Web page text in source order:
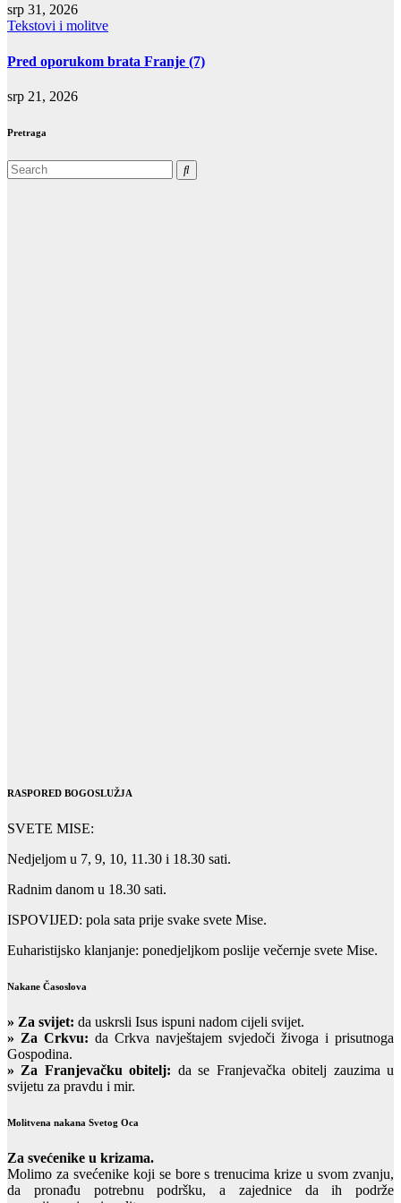
srp 31, 2026
Tekstovi i molitve
Pred oporukom brata Franje (7)
srp 21, 2026
Pretraga
RASPORED BOGOSLUŽJA
SVETE MISE:
Nedjeljom u 7, 9, 10, 11.30 i 18.30 sati.
Radnim danom u 18.30 sati.
ISPOVIJED: pola sata prije svake svete Mise.
Euharistijsko klanjanje: ponedjeljkom poslije večernje svete Mise.
Nakane Časoslova
» Za svijet: da uskrsli Isus ispuni nadom cijeli svijet.
» Za Crkvu: da Crkva navještajem svjedoči živoga i prisutnoga
Gospodina.
» Za Franjevačku obitelj: da se Franjevačka obitelj zauzima u
svijetu za pravdu i mir.
Molitvena nakana Svetog Oca
Za svećenike u krizama.
Molimo za svećenike koji se bore s trenucima krize u svom zvanju,
da pronađu potrebnu podršku, a zajednice da ih podrže